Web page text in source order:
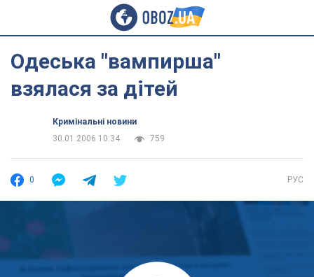
Одеська "вампирша"
взялася за дітей
Кримінальні новини
30.01.2006 10:34
759
0 РУС